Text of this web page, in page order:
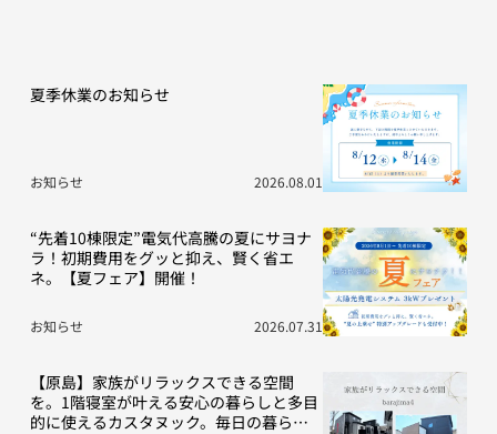
夏季休業のお知らせ
お知らせ 2026.08.01
“先着10棟限定”電気代高騰の夏にサヨナ
ラ！初期費用をグッと抑え、賢く省エ
ネ。【夏フェア】開催！
お知らせ 2026.07.31
【原島】家族がリラックスできる空間
を。1階寝室が叶える安心の暮らしと多目
的に使えるカスタヌック。毎日の暮らし